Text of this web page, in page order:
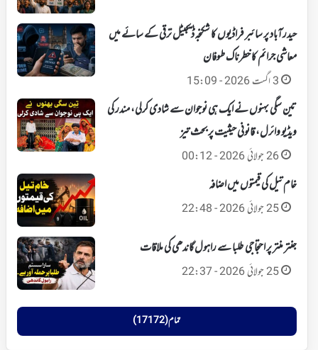
حیدرآباد پر سائبر فراڈیوں کا شکنجہ‘ ڈیجیٹل ترقی کے سائے میں
معاشی جرائم کا خطرناک طوفان
3 اگست 2026 - 15:09
تین سگی بہنوں نے ایک ہی نوجوان سے شادی کرلی، مندر کی
ویڈیو وائرل، قانونی حیثیت پر بحث تیز
26 جولائی 2026 - 00:12
خام تیل کی قیمتوں میں اضافہ
25 جولائی 2026 - 22:48
جنتر منتر پر احتجاجی طلبا سے راہول گاندھی کی ملاقات
25 جولائی 2026 - 22:37
تمام (17172)